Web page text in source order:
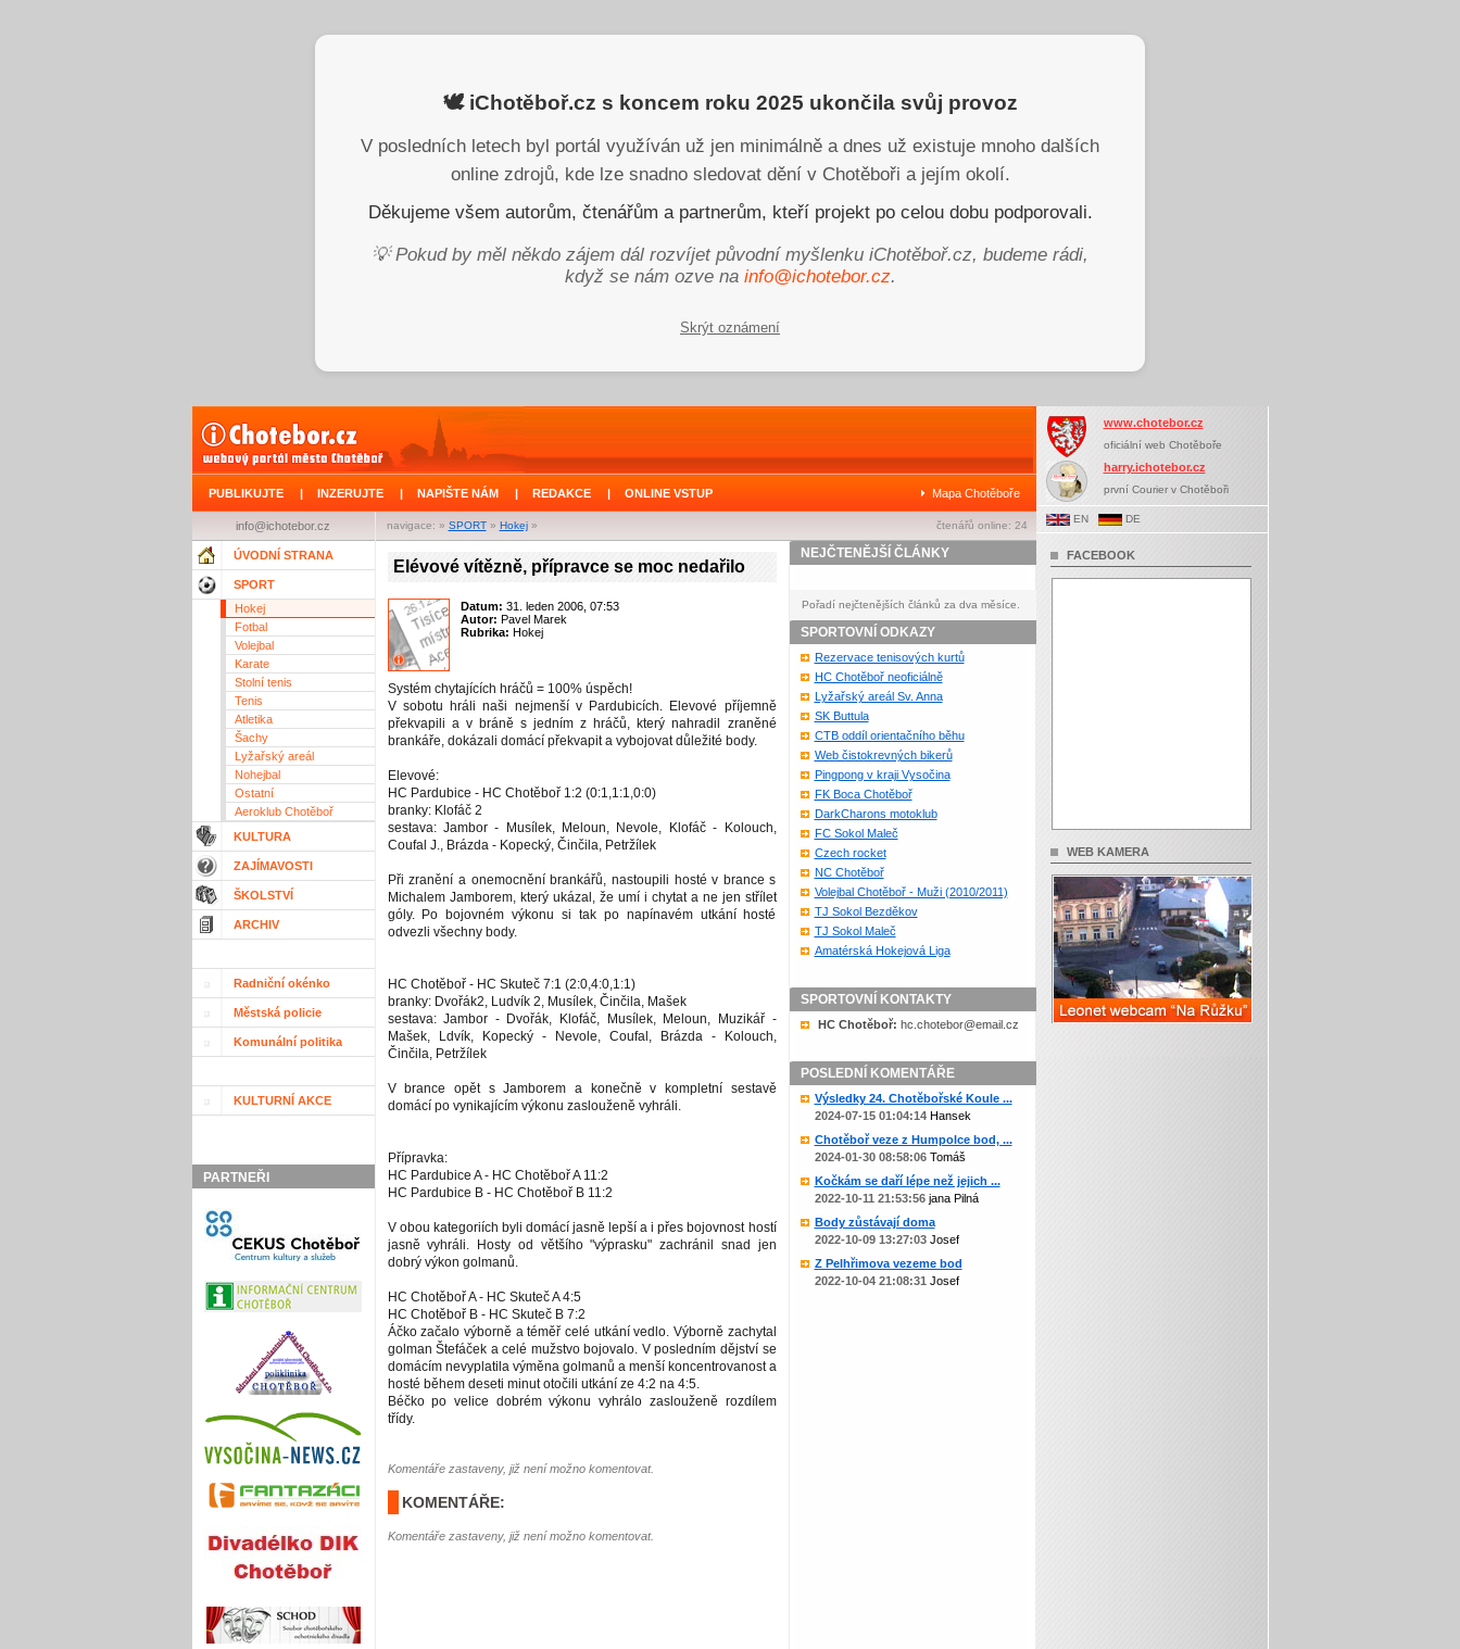
🕊️ iChotěboř.cz s koncem roku 2025 ukončila svůj provoz
V posledních letech byl portál využíván už jen minimálně a dnes už existuje mnoho dalších
online zdrojů, kde lze snadno sledovat dění v Chotěboři a jejím okolí.
Děkujeme všem autorům, čtenářům a partnerům, kteří projekt po celou dobu podporovali.
💡 Pokud by měl někdo zájem dál rozvíjet původní myšlenku iChotěboř.cz, budeme rádi,
když se nám ozve na info@ichotebor.cz.
Skrýt oznámení
PUBLIKUJTE | INZERUJTE | NAPIŠTE NÁM | REDAKCE | ONLINE VSTUP Mapa Chotěboře
navigace: » SPORT» Hokej» čtenářů online: 24
info@ichotebor.cz
ÚVODNÍ STRANA
SPORT
Hokej
Fotbal
Volejbal
Karate
Stolní tenis
Tenis
Atletika
Šachy
Lyžařský areál
Nohejbal
Ostatní
Aeroklub Chotěboř
KULTURA
ZAJÍMAVOSTI
ŠKOLSTVÍ
ARCHIV
Radniční okénko
Městská policie
Komunální politika
KULTURNÍ AKCE
PARTNEŘI
Elévové vítězně, přípravce se moc nedařilo
Datum: 31. leden 2006, 07:53
Autor: Pavel Marek
Rubrika: Hokej
Systém chytajících hráčů = 100% úspěch!
V sobotu hráli naši nejmenší v Pardubicích. Elevové příjemně
překvapili a v bráně s jedním z hráčů, který nahradil zraněné
brankáře, dokázali domácí překvapit a vybojovat důležité body.
Elevové:
HC Pardubice - HC Chotěboř 1:2 (0:1,1:1,0:0)
branky: Klofáč 2
sestava: Jambor - Musílek, Meloun, Nevole, Klofáč - Kolouch,
Coufal J., Brázda - Kopecký, Činčila, Petržílek
Při zranění a onemocnění brankářů, nastoupili hosté v brance s
Michalem Jamborem, který ukázal, že umí i chytat a ne jen střílet
góly. Po bojovném výkonu si tak po napínavém utkání hosté
odvezli všechny body.
HC Chotěboř - HC Skuteč 7:1 (2:0,4:0,1:1)
branky: Dvořák2, Ludvík 2, Musílek, Činčila, Mašek
sestava: Jambor - Dvořák, Klofáč, Musílek, Meloun, Muzikář -
Mašek, Ldvík, Kopecký - Nevole, Coufal, Brázda - Kolouch,
Činčila, Petržílek
V brance opět s Jamborem a konečně v kompletní sestavě
domácí po vynikajícím výkonu zaslouženě vyhráli.
Přípravka:
HC Pardubice A - HC Chotěboř A 11:2
HC Pardubice B - HC Chotěboř B 11:2
V obou kategoriích byli domácí jasně lepší a i přes bojovnost hostí
jasně vyhráli. Hosty od většího "výprasku" zachránil snad jen
dobrý výkon golmanů.
HC Chotěboř A - HC Skuteč A 4:5
HC Chotěboř B - HC Skuteč B 7:2
Áčko začalo výborně a téměř celé utkání vedlo. Výborně zachytal
golman Štefáček a celé mužstvo bojovalo. V posledním dějství se
domácím nevyplatila výměna golmanů a menší koncentrovanost a
hosté během deseti minut otočili utkání ze 4:2 na 4:5.
Béčko po velice dobrém výkonu vyhrálo zaslouženě rozdílem
třídy.
Komentáře zastaveny, již není možno komentovat.
KOMENTÁŘE:
Komentáře zastaveny, již není možno komentovat.
NEJČTENĚJŠÍ ČLÁNKY
Pořadí nejčtenějších článků za dva měsíce.
SPORTOVNÍ ODKAZY
Rezervace tenisových kurtů
HC Chotěboř neoficiálně
Lyžařský areál Sv. Anna
SK Buttula
CTB oddíl orientačního běhu
Web čistokrevných bikerů
Pingpong v kraji Vysočina
FK Boca Chotěboř
DarkCharons motoklub
FC Sokol Maleč
Czech rocket
NC Chotěboř
Volejbal Chotěboř - Muži (2010/2011)
TJ Sokol Bezděkov
TJ Sokol Maleč
Amatérská Hokejová Liga
SPORTOVNÍ KONTAKTY
HC Chotěboř: zc.liame@robetohc.ch
POSLEDNÍ KOMENTÁŘE
Výsledky 24. Chotěbořské Koule ...
2024-07-15 01:04:14Hansek
Chotěboř veze z Humpolce bod, ...
2024-01-30 08:58:06Tomáš
Kočkám se daří lépe než jejich ...
2022-10-11 21:53:56jana Pilná
Body zůstávají doma
2022-10-09 13:27:03Josef
Z Pelhřimova vezeme bod
2022-10-04 21:08:31 Josef
www.chotebor.cz
oficiální web Chotěboře
harry.ichotebor.cz
první Courier v Chotěboři
EN DE
FACEBOOK
WEB KAMERA